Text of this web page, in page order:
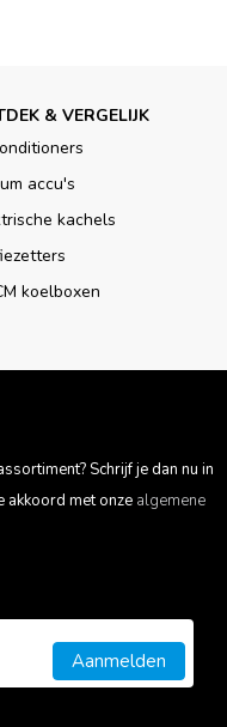
& VERGELIJK
accu's
kachels
koelboxen
Schrijf je dan nu in
akkoord met onze algemene
Aanmelden